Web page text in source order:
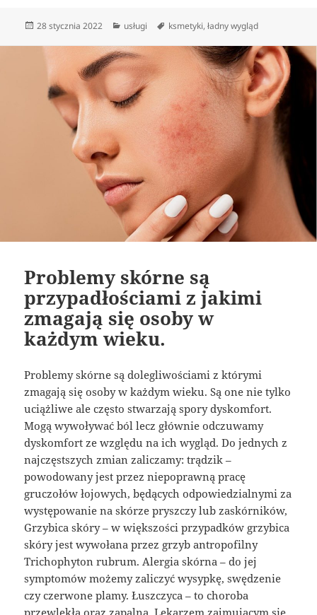
Data
28 stycznia 2022 Kategorie
usługi Tagi
ksmetyki,ładny wygląd
Problemy skórne są
przypadłościami z jakimi
zmagają się osoby w
każdym wieku.
Problemy skórne są dolegliwościami z którymi
zmagają się osoby w każdym wieku. Są one nie tylko
uciążliwe ale często stwarzają spory dyskomfort.
Mogą wywoływać ból lecz głównie odczuwamy
dyskomfort ze względu na ich wygląd. Do jednych z
najczęstszych zmian zaliczamy: trądzik –
powodowany jest przez niepoprawną pracę
gruczołów łojowych, będących odpowiedzialnymi za
występowanie na skórze pryszczy lub zaskórników,
Grzybica skóry – w większości przypadków grzybica
skóry jest wywołana przez grzyb antropofilny
Trichophyton rubrum. Alergia skórna – do jej
symptomów możemy zaliczyć wysypkę, swędzenie
czy czerwone plamy. Łuszczyca – to choroba
przewlekła oraz zapalna. Lekarzem zajmującym się